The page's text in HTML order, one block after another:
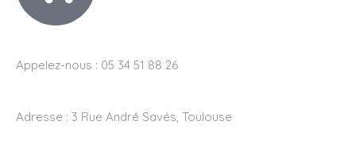
Appelez-nous : 05 34 51 88 26
Adresse : 3 Rue André Savés, Toulouse